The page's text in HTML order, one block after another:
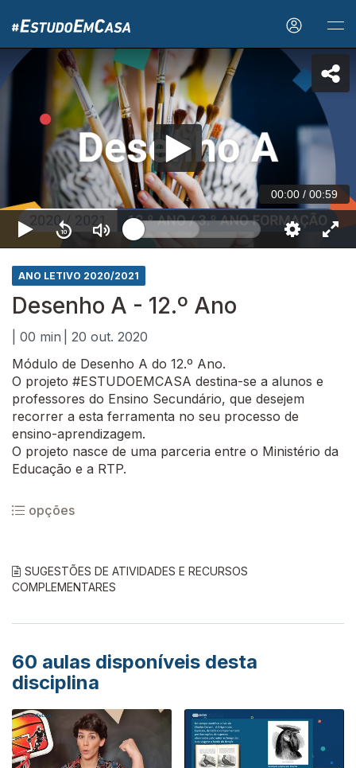
00:00 / 00:59
ANO LETIVO 2020/2021
Desenho A - 12.º Ano
| 00 min
| 20 out. 2020
Módulo de Desenho A do 12.º Ano.
O projeto #ESTUDOEMCASA destina-se a alunos e
professores do Ensino Secundário, que desejem
recorrer a esta ferramenta no seu processo de
ensino-aprendizagem.
O projeto nasce de uma parceria entre o Ministério da
Educação e a RTP.
opções
SUGESTÕES DE ATIVIDADES E RECURSOS
COMPLEMENTARES
60 aulas disponíveis desta
disciplina